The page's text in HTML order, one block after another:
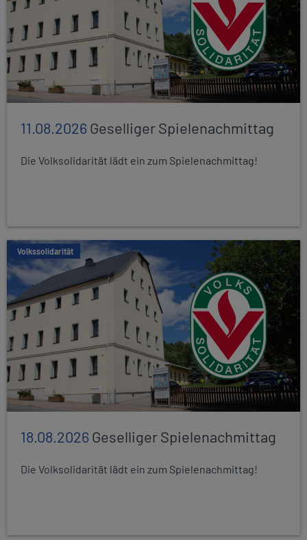
11.08.2026Geselliger Spielenachmittag
Die Volksolidarität lädt ein zum Spielenachmittag!
Volkssolidarität
18.08.2026Geselliger Spielenachmittag
Die Volksolidarität lädt ein zum Spielenachmittag!